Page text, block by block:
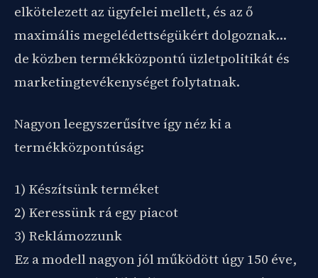
elkötelezett az ügyfelei mellett, és az ő
maximális megelédettségükért dolgoznak…
de közben termékközpontú üzletpolitikát és
marketingtevékenységet folytatnak.
Nagyon leegyszerűsítve így néz ki a
termékközpontúság:
1) Készítsünk terméket
2) Keressünk rá egy piacot
3) Reklámozzunk
Ez a modell nagyon jól működött úgy 150 éve,